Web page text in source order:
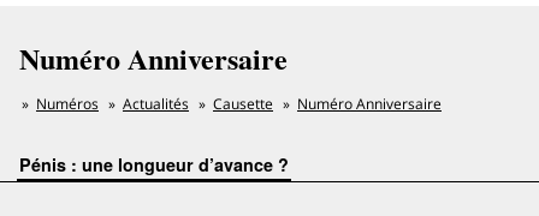
Numéro Anniversaire
Numéros Actualités Causette Numéro Anniversaire
Pénis : une longueur d’avance ?